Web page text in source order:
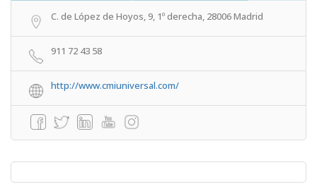
C. de López de Hoyos, 9, 1º derecha, 28006 Madrid
911 72 43 58
http://www.cmiuniversal.com/